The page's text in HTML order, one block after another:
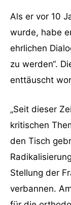
Als er vor 10
wurde, habe
ehrlichen
zu werden“.
enttäuscht
„Seit dieser
kritischen
den Tisch
Stellung der
verbannen.